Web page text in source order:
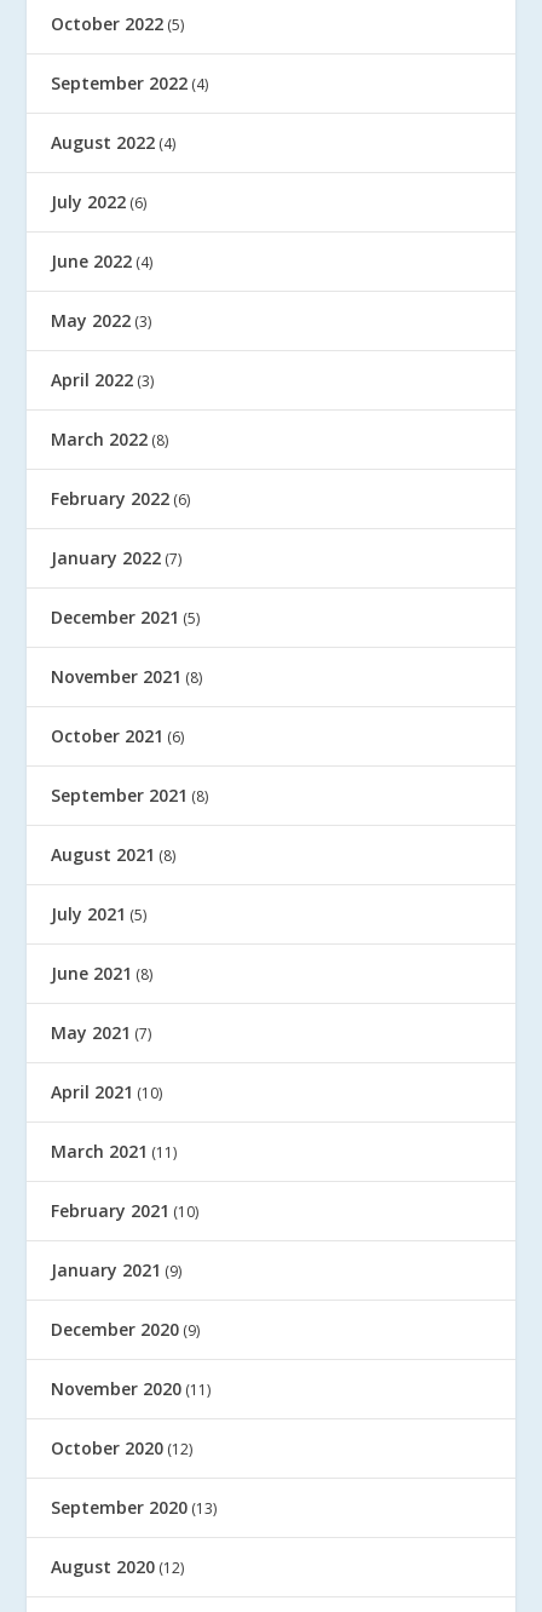
October 2022 (5)
September 2022 (4)
August 2022 (4)
July 2022 (6)
June 2022 (4)
May 2022 (3)
April 2022 (3)
March 2022 (8)
February 2022 (6)
January 2022 (7)
December 2021 (5)
November 2021 (8)
October 2021 (6)
September 2021 (8)
August 2021 (8)
July 2021 (5)
June 2021 (8)
May 2021 (7)
April 2021 (10)
March 2021 (11)
February 2021 (10)
January 2021 (9)
December 2020 (9)
November 2020 (11)
October 2020 (12)
September 2020 (13)
August 2020 (12)